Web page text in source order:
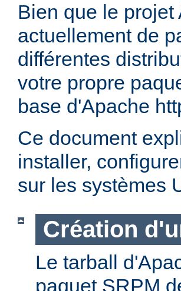
Bien que le
actuellement de
différentes
votre propre
base d'Apache
Ce document
installer,
sur les systèmes
Création
Le tarball
paquet SRPM